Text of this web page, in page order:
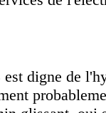
digne de